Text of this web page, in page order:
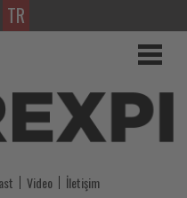
TR
Video İletişim